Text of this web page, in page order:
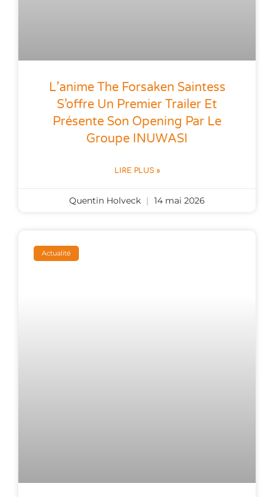
L’anime The Forsaken Saintess
S’offre Un Premier Trailer Et
Présente Son Opening Par Le
Groupe INUWASI
LIRE PLUS »
Quentin Holveck 14 mai 2026
Actualité